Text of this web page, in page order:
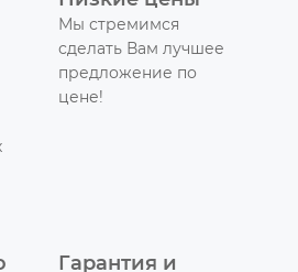
Мы стремимся
сделать Вам лучшее
предложение по
цене!
Гарантия и